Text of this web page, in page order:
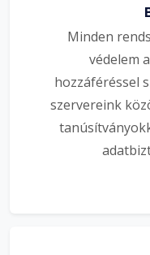
Minden
védelem
hozzáféréssel
szervereink